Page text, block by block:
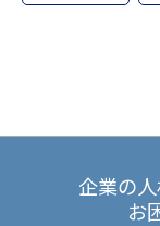
企業の人
お